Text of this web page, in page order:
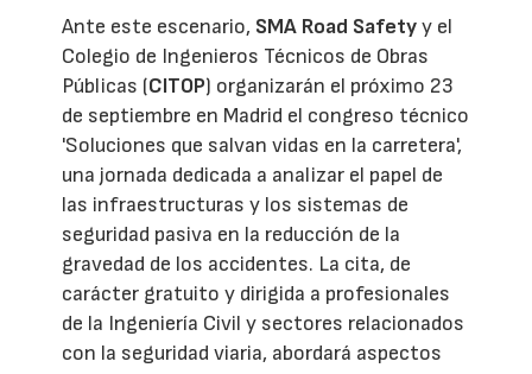
Ante este escenario, SMA Road Safetyy el
Colegio de Ingenieros Técnicos de Obras
Públicas (CITOP) organizarán el próximo 23
de septiembre en Madrid el congreso técnico
'Soluciones que salvan vidas en la carretera',
una jornada dedicada a analizar el papel de
las infraestructuras y los sistemas de
seguridad pasiva en la reducción de la
gravedad de los accidentes. La cita, de
carácter gratuito y dirigida a profesionales
de la Ingeniería Civil y sectores relacionados
con la seguridad viaria, abordará aspectos